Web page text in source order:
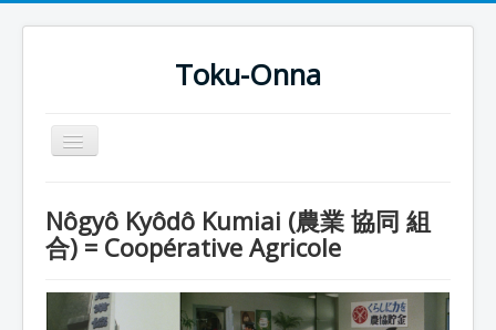
Toku-Onna
Basculer
la
Toku-Actrices
Séries
Nôgyô Kyôdô Kumiai (農業 協同 組
合) = Coopérative Agricole